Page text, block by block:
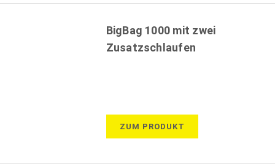
BigBag 1000 mit zwei
Zusatzschlaufen
ZUM PRODUKT